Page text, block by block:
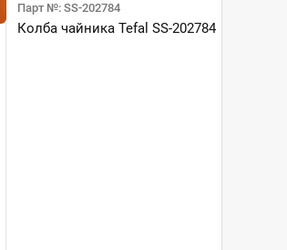
Парт №: SS-202784
Колба чайника Tefal SS-202784